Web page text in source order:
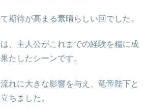
期待が高まる素晴らしい回でした。
、主人公がこれまでの経験を糧に成
たしたシーンです。
れに大きな影響を与え、竜帝陛下と
ちました。